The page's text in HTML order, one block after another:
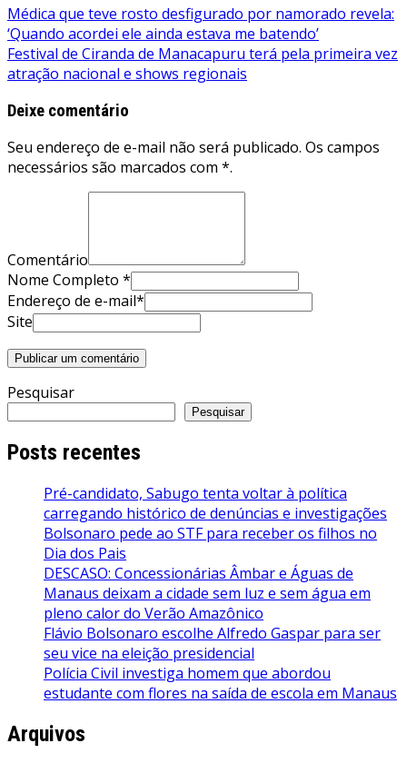
Navegação
de
Post
Médica que teve rosto desfigurado por namorado revela:
‘Quando acordei ele ainda estava me batendo’
Festival de Ciranda de Manacapuru terá pela primeira vez
atração nacional e shows regionais
Deixe comentário
Seu endereço de e-mail não será publicado. Os campos
necessários são marcados com *.
Comentário
Nome Completo *
Endereço de e-mail*
Site
Pesquisar
Pesquisar
Posts recentes
Pré-candidato, Sabugo tenta voltar à política
carregando histórico de denúncias e investigações
Bolsonaro pede ao STF para receber os filhos no
Dia dos Pais
DESCASO: Concessionárias Âmbar e Águas de
Manaus deixam a cidade sem luz e sem água em
pleno calor do Verão Amazônico
Flávio Bolsonaro escolhe Alfredo Gaspar para ser
seu vice na eleição presidencial
Polícia Civil investiga homem que abordou
estudante com flores na saída de escola em Manaus
Arquivos